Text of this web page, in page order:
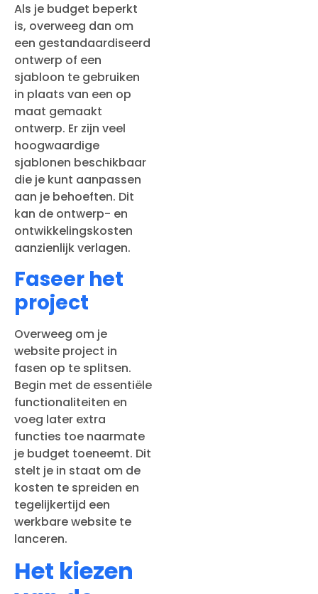
Als je budget beperkt
is, overweeg dan om
een gestandaardiseerd
ontwerp of een
sjabloon te gebruiken
in plaats van een op
maat gemaakt
ontwerp. Er zijn veel
hoogwaardige
sjablonen beschikbaar
die je kunt aanpassen
aan je behoeften. Dit
kan de ontwerp- en
ontwikkelingskosten
aanzienlijk verlagen.
Faseer het
project
Overweeg om je
website project in
fasen op te splitsen.
Begin met de essentiële
functionaliteiten en
voeg later extra
functies toe naarmate
je budget toeneemt. Dit
stelt je in staat om de
kosten te spreiden en
tegelijkertijd een
werkbare website te
lanceren.
Het kiezen